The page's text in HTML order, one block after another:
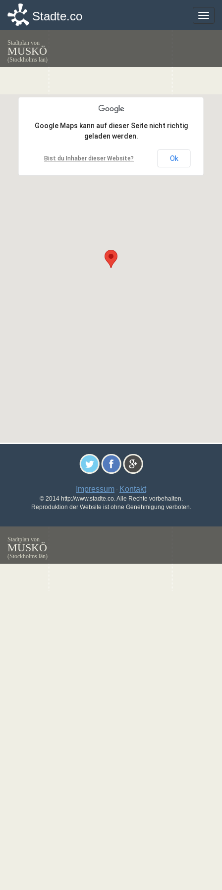
Toggle
Stadte.co
Stadtplan von
MUSKÖ
(Stockholms län)
Google Maps kann auf dieser Seite nicht richtig
geladen werden.
Bist du Inhaber dieser Website? Ok
Google Maps kann auf dieser Seite nicht richtig
geladen werden.
Bist du Inhaber dieser Website? Ok
Impressum - Kontakt
© 2014 http://www.stadte.co. Alle Rechte vorbehalten.
Reproduktion der Website ist ohne Genehmigung verboten.
Toggle
Stadte.co
Stadtplan von
MUSKÖ
(Stockholms län)